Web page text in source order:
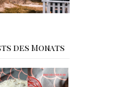
des Monats
Rezept |